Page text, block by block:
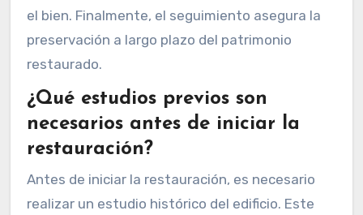
el bien. Finalmente, el seguimiento asegura la
preservación a largo plazo del patrimonio
restaurado.
¿Qué estudios previos son
necesarios antes de iniciar la
restauración?
Antes de iniciar la restauración, es necesario
realizar un estudio histórico del edificio. Este